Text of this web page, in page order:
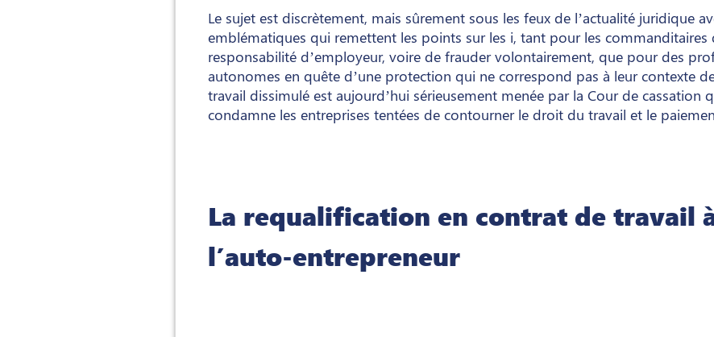
Le sujet est discrètement, mais sûrement sous les feux de l’actualité juridique
emblématiques qui remettent les points sur les i, tant pour les commanditaires
responsabilité d’employeur, voire de frauder volontairement, que pour des
autonomes en quête d’une protection qui ne correspond pas à leur contexte
travail dissimulé est aujourd’hui sérieusement menée par la Cour de cassation
condamne les entreprises tentées de contourner le droit du travail et le
La requalification en contrat de travail
l’auto-entrepreneur